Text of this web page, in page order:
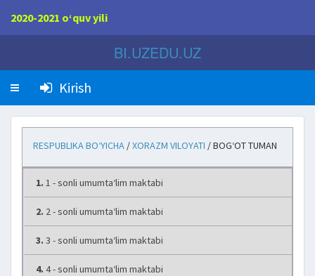
2020-2021 o‘quv yili
BI.UZEDU.UZ
Kirish
RESPUBLIKA BO‘YICHA /XORAZM VILOYATI / BOG‘OT TUMAN
1. 1 - sonli umumta‘lim maktabi
2. 2 - sonli umumta‘lim maktabi
3. 3 - sonli umumta‘lim maktabi
4. 4 - sonli umumta‘lim maktabi